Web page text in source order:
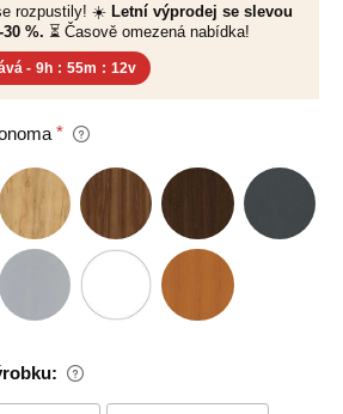
rozpustily! ☀️ Letní výprodej se slevou
%. ⏳ Časově omezená nabídka!
- 9h : 55m : 11v